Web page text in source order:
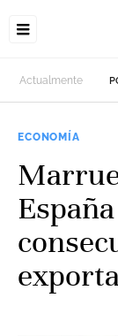
Actualmente
ECONOMÍA